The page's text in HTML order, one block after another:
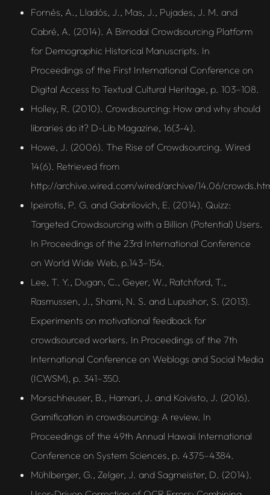
Fornés, A., Lladós, J., Mas, J., Pujades, J. M. and
Cabré, A. (2014). A Bimodal Crowdsourcing Platform
for Demographic Historical Manuscripts. In
Proceedings of the First International Conference on
Digital Access to Textual Cultural Heritage, p. 103–108.
Holley, R. (2010). Crowdsourcing: How and why should
libraries do it? D-Lib Magazine, 16(3-4).
Howe, J. (2006). The Rise of Crowdsourcing. Wired
14(6). Retrieved from
http://archive.wired.com/wired/archive/14.06/
Ipeirotis, P. G. and Gabrilovich, E. (2014). Quizz:
Targeted Crowdsourcing with a Billion (Potential) Users.
In Proceedings of the 23rd International Conference
on World Wide Web, p.143–154.
Lee, T. Y., Dugan, C., Geyer, W., Ratchford, T.,
Rasmussen, J., Shami, N. S. and Lupushor, S. (2013).
Experiments on motivational feedback for
crowdsourced workers. In Proceedings of the 7th
International Conference on Weblogs and Social Media
(ICWSM), p. 341–350.
Morschheuser, B., Hamari, J. and Koivisto, J. (2016).
Gamification in crowdsourcing: A review. In
Proceedings of the 49th Annual Hawaii International
Conference on System Sciences, p. 4375–4384.
Mühlberger, G., Zelger, J. and Sagmeister, D. (2014).